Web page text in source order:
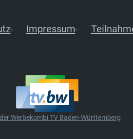
Impressum
Werbekombi TV Baden-Württemberg